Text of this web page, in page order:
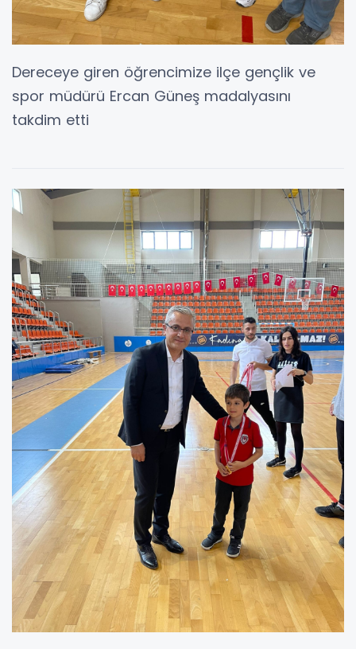
Dereceye giren öğrencimize ilçe gençlik ve
spor müdürü Ercan Güneş madalyasını
takdim etti